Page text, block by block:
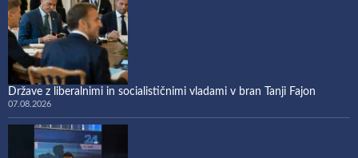
Države z liberalnimi in socialističnimi vladami v bran Tanji Fajon
07.08.2026